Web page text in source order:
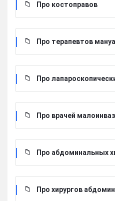
Про костоправов
Про терапевтов
Про
Про врачей
Про абдоминальных
Про хирургов